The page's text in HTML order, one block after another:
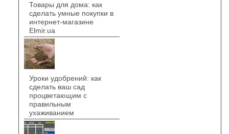
Товары для дома: как
сделать умные покупки в
интернет-магазине
Elmir.ua
Уроки удобрений: как
сделать ваш сад
процветающим с
правильным
ухаживанием